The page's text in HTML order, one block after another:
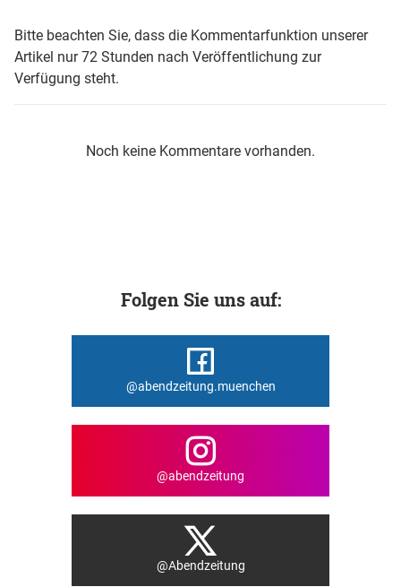
Bitte beachten Sie, dass die Kommentarfunktion unserer
Artikel nur 72 Stunden nach Veröffentlichung zur
Verfügung steht.
Noch keine Kommentare vorhanden.
Folgen Sie uns auf:
@abendzeitung.muenchen
@abendzeitung
@Abendzeitung